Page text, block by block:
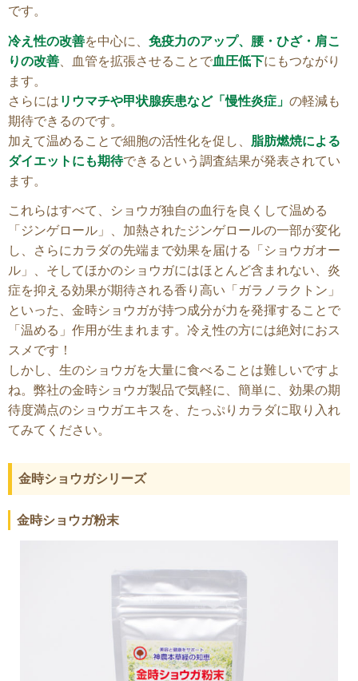
です。
冷え性の改善を中心に、 免疫力のアップ、腰・ひざ・肩こ
りの改善 、血管を拡張させることで血圧低下にもつながり
ます。
さらには リウマチや甲状腺疾患など「慢性炎症」 の軽減も
期待できるのです。
加えて温めることで細胞の活性化を促し、 脂肪燃焼による
ダイエットにも期待できるという調査結果が発表されてい
ます。
これらはすべて、ショウガ独自の血行を良くして温める
「ジンゲロール」、加熱されたジンゲロールの一部が変化
し、さらにカラダの先端まで効果を届ける「ショウガオー
ル」、そしてほかのショウガにはほとんど含まれない、炎
症を抑える効果が期待される香り高い「ガラノラクトン」
といった、金時ショウガが持つ成分が力を発揮することで
「温める」作用が生まれます。冷え性の方には絶対におス
スメです！
しかし、生のショウガを大量に食べることは難しいですよ
ね。弊社の金時ショウガ製品で気軽に、簡単に、効果の期
待度満点のショウガエキスを、たっぷりカラダに取り入れ
てみてください。
金時ショウガシリーズ
金時ショウガ粉末